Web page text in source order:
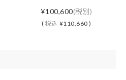
¥100,600(税別)
( 税込 ¥110,660 )